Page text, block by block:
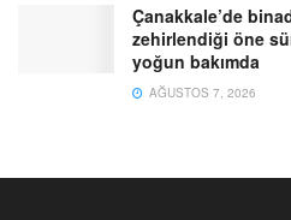
Çanakkale’de
zehirlendiği öne
yoğun bakımda
AĞUSTOS 7, 2026